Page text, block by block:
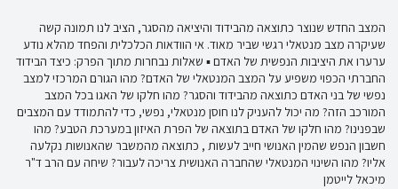
המצב החדש שנוצר כתוצאה מהבידוד והיציאה מהסגר, הציב לנו תמונה קשה
שעיקרה מצב מנטאלי רגשי שביר מאוד. אי הוודאות הכלכלית והפחד מהלא נודע
ערערו את היציבות הנפשית של האדם ▪ שאלות נבחרות מתוך הפרק: כיצד הבידוד
החברתי הכפוי משפיע על המצב המנטאלי של האדם? מהו הגורם המרכזי למצב
נפשי של בני האדם כתוצאה מהבידוד והסגר? מהו חלקו של האגו בכל המצב
המורכב הזה? מה יכול להעניק לנו חוסן מנטאלי, נפשי, כדי להתמודד עם המצבים
שבפנינו? מהו חלקו של האדם בתוצאה של הפרת האיזון במערכת הטבע? מהו
חשבון הנפש שהמין האנושי חייב לעשות , כתוצאה מהמשבר שהאנושות נקלעה
אליו? מהו השינוי המנטאלי שהחברה האנושית צריכה לעבור? שיחה עם הרב ד"ר
מיכאל לייטמן